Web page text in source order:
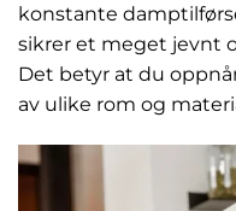
konstante
sikrer et meget jevnt
Det betyr at du
av ulike rom og